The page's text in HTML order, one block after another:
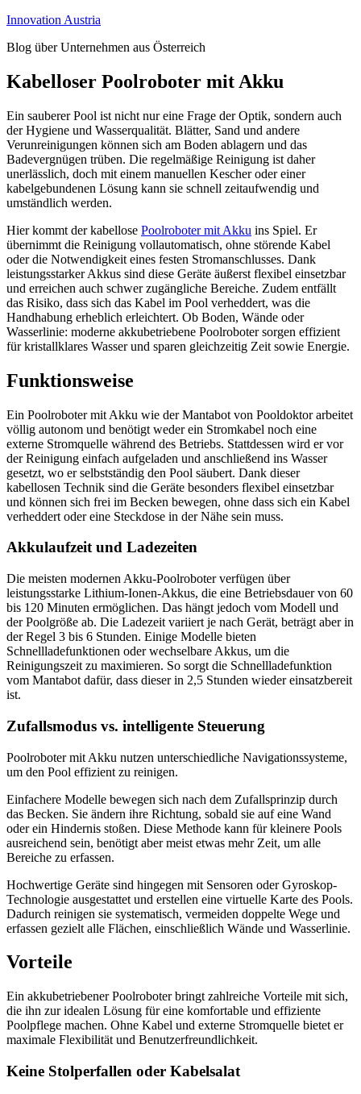
Zum
springen
Innovation Austria
Blog über Unternehmen aus Österreich
Kabelloser Poolroboter mit Akku
Ein sauberer Pool ist nicht nur eine Frage der Optik, sondern auch
der Hygiene und Wasserqualität. Blätter, Sand und andere
Verunreinigungen können sich am Boden ablagern und das
Badevergnügen trüben. Die regelmäßige Reinigung ist daher
unerlässlich, doch mit einem manuellen Kescher oder einer
kabelgebundenen Lösung kann sie schnell zeitaufwendig und
umständlich werden.
Hier kommt der kabellose Poolroboter mit Akku ins Spiel. Er
übernimmt die Reinigung vollautomatisch, ohne störende Kabel
oder die Notwendigkeit eines festen Stromanschlusses. Dank
leistungsstarker Akkus sind diese Geräte äußerst flexibel einsetzbar
und erreichen auch schwer zugängliche Bereiche. Zudem entfällt
das Risiko, dass sich das Kabel im Pool verheddert, was die
Handhabung erheblich erleichtert. Ob Boden, Wände oder
Wasserlinie: moderne akkubetriebene Poolroboter sorgen effizient
für kristallklares Wasser und sparen gleichzeitig Zeit sowie Energie.
Funktionsweise
Ein Poolroboter mit Akku wie der Mantabot von Pooldoktor arbeitet
völlig autonom und benötigt weder ein Stromkabel noch eine
externe Stromquelle während des Betriebs. Stattdessen wird er vor
der Reinigung einfach aufgeladen und anschließend ins Wasser
gesetzt, wo er selbstständig den Pool säubert. Dank dieser
kabellosen Technik sind die Geräte besonders flexibel einsetzbar
und können sich frei im Becken bewegen, ohne dass sich ein Kabel
verheddert oder eine Steckdose in der Nähe sein muss.
Akkulaufzeit und Ladezeiten
Die meisten modernen Akku-Poolroboter verfügen über
leistungsstarke Lithium-Ionen-Akkus, die eine Betriebsdauer von 60
bis 120 Minuten ermöglichen. Das hängt jedoch vom Modell und
der Poolgröße ab. Die Ladezeit variiert je nach Gerät, beträgt aber in
der Regel 3 bis 6 Stunden. Einige Modelle bieten
Schnellladefunktionen oder wechselbare Akkus, um die
Reinigungszeit zu maximieren. So sorgt die Schnellladefunktion
vom Mantabot dafür, dass dieser in 2,5 Stunden wieder einsatzbereit
ist.
Zufallsmodus vs. intelligente Steuerung
Poolroboter mit Akku nutzen unterschiedliche Navigationssysteme,
um den Pool effizient zu reinigen.
Einfachere Modelle bewegen sich nach dem Zufallsprinzip durch
das Becken. Sie ändern ihre Richtung, sobald sie auf eine Wand
oder ein Hindernis stoßen. Diese Methode kann für kleinere Pools
ausreichend sein, benötigt aber meist etwas mehr Zeit, um alle
Bereiche zu erfassen.
Hochwertige Geräte sind hingegen mit Sensoren oder Gyroskop-
Technologie ausgestattet und erstellen eine virtuelle Karte des Pools.
Dadurch reinigen sie systematisch, vermeiden doppelte Wege und
erfassen gezielt alle Flächen, einschließlich Wände und Wasserlinie.
Vorteile
Ein akkubetriebener Poolroboter bringt zahlreiche Vorteile mit sich,
die ihn zur idealen Lösung für eine komfortable und effiziente
Poolpflege machen. Ohne Kabel und externe Stromquelle bietet er
maximale Flexibilität und Benutzerfreundlichkeit.
Keine Stolperfallen oder Kabelsalat